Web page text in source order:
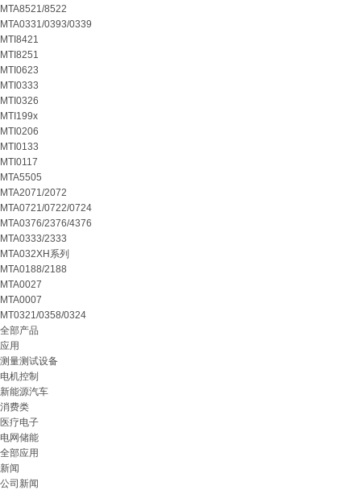
MTA8521/8522
MTA0331/0393/0339
MTI8421
MTI8251
MTI0623
MTI0333
MTI0326
MTI199x
MTI0206
MTI0133
MTI0117
MTA5505
MTA2071/2072
MTA0721/0722/0724
MTA0376/2376/4376
MTA0333/2333
MTA032XH系列
MTA0188/2188
MTA0027
MTA0007
MT0321/0358/0324
全部产品
应用
测量测试设备
电机控制
新能源汽车
消费类
医疗电子
电网储能
全部应用
新闻
公司新闻